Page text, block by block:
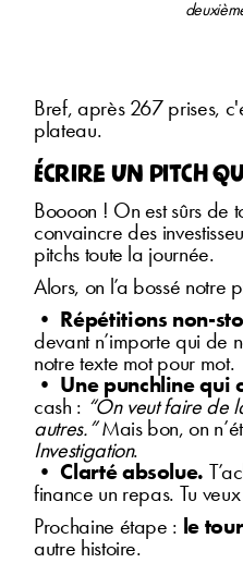
Bref, après 267 prises,
plateau.
Écrire un pitch
Boooon ! On est sûrs de
convaincre des
pitchs toute la journée.
Alors, on l’a bossé notre
• Répétitions non-
devant n’importe qui de
notre texte mot pour mot.
• Une punchline qui
cash : “On veut faire de
autres.”Mais bon, on
Investigation.
•Clarté absolue.
finance un repas. Tu
Prochaine étape : le
autre histoire.